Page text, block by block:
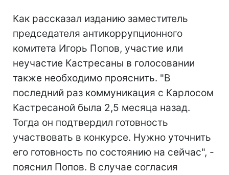
Как рассказал изданию заместитель
председателя антикоррупционного
комитета Игорь Попов, участие или
неучастие Кастресаны в голосовании
также необходимо прояснить. "В
последний раз коммуникация с Карлосом
Кастресаной была 2,5 месяца назад.
Тогда он подтвердил готовность
участвовать в конкурсе. Нужно уточнить
его готовность по состоянию на сейчас", -
пояснил Попов. В случае согласия